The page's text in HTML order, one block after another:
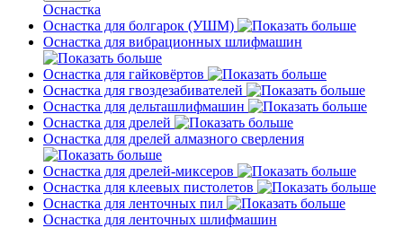
Оснастка
Оснастка для болгарок (УШМ)
Оснастка для вибрационных шлифмашин
Оснастка для гайковёртов
Оснастка для гвоздезабивателей
Оснастка для дельташлифмашин
Оснастка для дрелей
Оснастка для дрелей алмазного сверления
Оснастка для дрелей-миксеров
Оснастка для клеевых пистолетов
Оснастка для ленточных пил
Оснастка для ленточных шлифмашин